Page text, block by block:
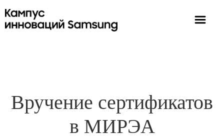
Вручение сертификатов
в МИРЭА